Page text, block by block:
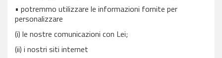
• potremmo utilizzare le informazioni fornite per
personalizzare
(i) le nostre comunicazioni con Lei;
(ii) i nostri siti internet